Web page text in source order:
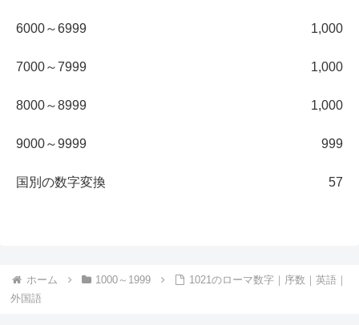
6000～6999 1,000
7000～7999 1,000
8000～8999 1,000
9000～9999 999
国別の数字変換 57
ホーム 1000～1999
1021のローマ数字｜序数｜英語｜
外国語